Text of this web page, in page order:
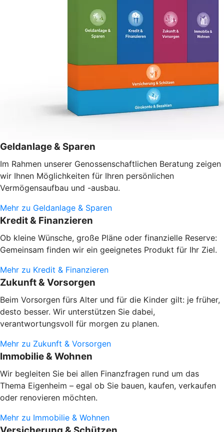
Geldanlage & Sparen
Im Rahmen unserer Genossenschaftlichen Beratung zeigen
wir Ihnen Möglichkeiten für Ihren persönlichen
Vermögensaufbau und -ausbau.
Mehr zu Geldanlage & Sparen
Kredit & Finanzieren
Ob kleine Wünsche, große Pläne oder finanzielle Reserve:
Gemeinsam finden wir ein geeignetes Produkt für Ihr Ziel.
Mehr zu Kredit & Finanzieren
Zukunft & Vorsorgen
Beim Vorsorgen fürs Alter und für die Kinder gilt: je früher,
desto besser. Wir unterstützen Sie dabei,
verantwortungsvoll für morgen zu planen.
Mehr zu Zukunft & Vorsorgen
Immobilie & Wohnen
Wir begleiten Sie bei allen Finanzfragen rund um das
Thema Eigenheim – egal ob Sie bauen, kaufen, verkaufen
oder renovieren möchten.
Mehr zu Immobilie & Wohnen